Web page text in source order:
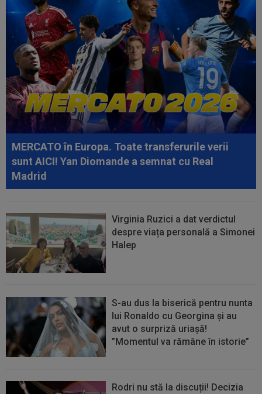
15:06
Sepsi - FCSB | LIVE VIDEO, luni, 21:30, DGS 1.
Roș-albaștrii, ”ca acasă” la...
14:59
De nicăieri! Președintele unui club din
SuperLigă, ”pariu nebun”: ”Când face...
14:49
Marius Baciu a spus totul despre presupusa
”ruptură” cu Florin Tănase: ”S-ar...
14:36 OFICIAL
România și-a anunțat lotul pentru
Campionatul European de la Zagreb
14:14 VIDEO
Rareș Pieleanu, campion la Curtea de
Argeș, după 6-2, 6-1 cu Giannicola Misasi
MERCATO în Europa. Toate transferurile verii
sunt AICI! Yan Diomande a semnat cu Real
Madrid
Virginia Ruzici a dat verdictul
despre viața personală a Simonei
Halep
S-au dus la biserică pentru nunta
lui Ronaldo cu Georgina și au
avut o surpriză uriașă!
”Momentul va rămâne în istorie”
Rodri nu stă la discuții! Decizia